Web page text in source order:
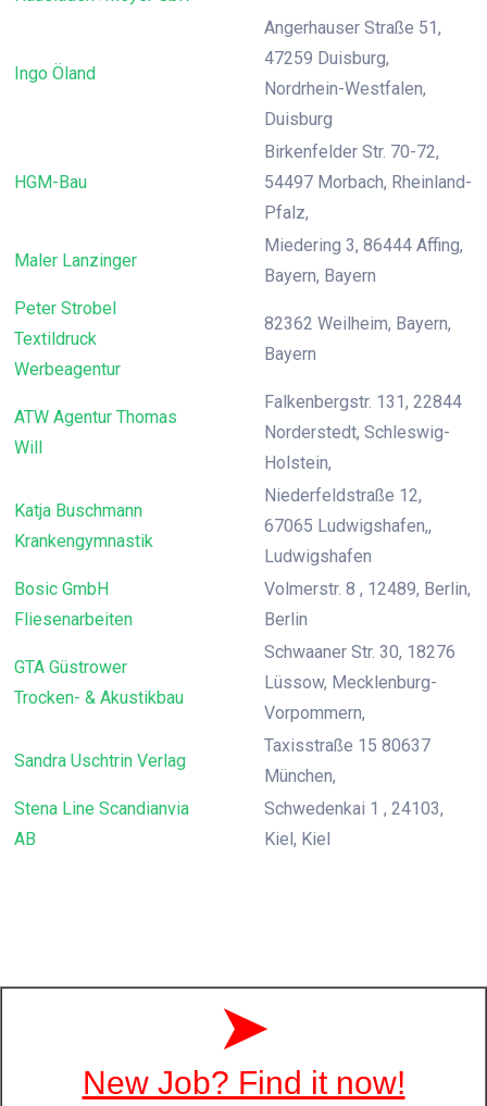
Ingo Öland
Angerhauser Straße 51,
47259 Duisburg,
Nordrhein-Westfalen,
Duisburg
HGM-Bau
Birkenfelder Str. 70-72,
54497 Morbach, Rheinland-
Pfalz,
Maler Lanzinger
Miedering 3, 86444 Affing,
Bayern, Bayern
Peter Strobel
Textildruck
Werbeagentur
82362 Weilheim, Bayern,
Bayern
ATW Agentur Thomas
Will
Falkenbergstr. 131, 22844
Norderstedt, Schleswig-
Holstein,
Katja Buschmann
Krankengymnastik
Niederfeldstraße 12,
67065 Ludwigshafen,,
Ludwigshafen
Bosic GmbH
Fliesenarbeiten
Volmerstr. 8 , 12489, Berlin,
Berlin
GTA Güstrower
Trocken- & Akustikbau
Schwaaner Str. 30, 18276
Lüssow, Mecklenburg-
Vorpommern,
Sandra Uschtrin Verlag
Taxisstraße 15 80637
München,
Stena Line Scandianvia
AB
Schwedenkai 1 , 24103,
Kiel, Kiel